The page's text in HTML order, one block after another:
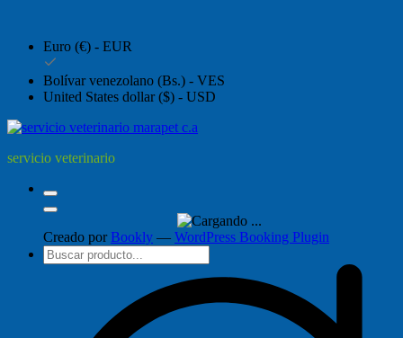
Euro (€) - EUR
Bolívar venezolano (Bs.) - VES
United States dollar ($) - USD
servicio veterinario
Creado por Bookly — WordPress Booking Plugin